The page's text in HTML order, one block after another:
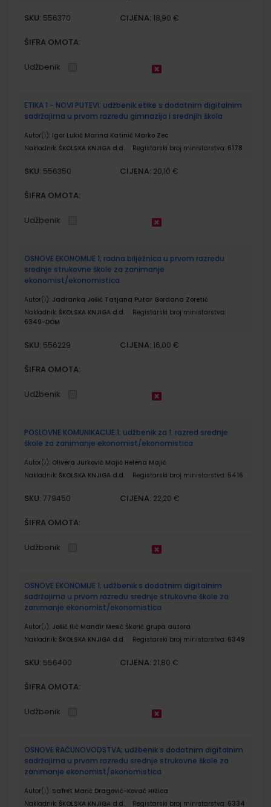
SKU: 556370 CIJENA: 18,90 €
ŠIFRA OMOTA:
Udžbenik
ETIKA 1 - NOVI PUTEVI; udžbenik etike s dodatnim digitalnim
sadržajima u prvom razredu gimnazija i srednjih škola
Autor(i): Igor Lukić Marina Katinić Marko Zec
Nakladnik: ŠKOLSKA KNJIGA d.d. Registarski broj ministarstva: 6178
SKU: 556350 CIJENA: 20,10 €
ŠIFRA OMOTA:
Udžbenik
OSNOVE EKONOMIJE 1; radna bilježnica u prvom razredu
srednje strukovne škole za zanimanje
ekonomist/ekonomistica
Autor(i): Jadranka Jošić Tatjana Putar Gordana Zoretić
Nakladnik: ŠKOLSKA KNJIGA d.d.
Registarski broj ministarstva:
6349-DOM
SKU: 556229 CIJENA: 16,00 €
ŠIFRA OMOTA:
Udžbenik
POSLOVNE KOMUNIKACIJE 1; udžbenik za 1. razred srednje
škole za zanimanje ekonomist/ekonomistica
Autor(i): Olivera Jurković Majić Helena Majić
Nakladnik: ŠKOLSKA KNJIGA d.d. Registarski broj ministarstva: 5416
SKU: 779450 CIJENA: 22,20 €
ŠIFRA OMOTA:
Udžbenik
OSNOVE EKONOMIJE 1; udžbenik s dodatnim digitalnim
sadržajima u prvom razredu srednje strukovne škole za
zanimanje ekonomist/ekonomistica
Autor(i): Jošić Ilić Mandir Mesić Škorić grupa autora
Nakladnik: ŠKOLSKA KNJIGA d.d. Registarski broj ministarstva: 6349
SKU: 556400 CIJENA: 21,80 €
ŠIFRA OMOTA:
Udžbenik
OSNOVE RAČUNOVODSTVA; udžbenik s dodatnim digitalnim
sadržajima u prvom razredu srednje strukovne škole za
zanimanje ekonomist/ekonomistica
Autor(i): Safret Marić Dragović-Kovač Hržica
Nakladnik: ŠKOLSKA KNJIGA d.d. Registarski broj ministarstva: 6334